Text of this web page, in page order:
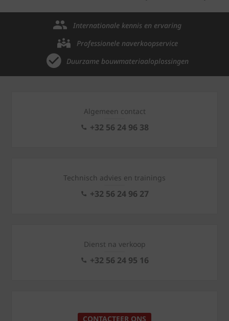
Internationale kennis en ervaring
Professionele naverkoopservice
Duurzame bouwmateriaaloplossingen
Algemeen contact
+32 56 24 96 38
Technisch advies en trainings
+32 56 24 96 27
Dienst na verkoop
+32 56 24 95 16
CONTACTEER ONS